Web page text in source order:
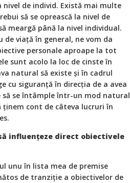
de individ. Există mai multe
să se oprească la nivel de
meargă până la nivel individual.
viață în general, ne vom da
personale aproape la tot
sunt acolo la loc de cinste în
natural să existe și în cadrul
cu siguranță în direcția de a avea
să se întâmple într-un mod natural
cont de câteva lucruri în
influențeze direct obiectivele
unu în lista mea de premise
de tranziție a obiectivelor de